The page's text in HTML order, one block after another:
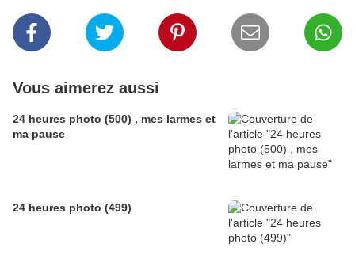
Vous aimerez aussi
24 heures photo (500) , mes larmes et
ma pause
24 heures photo (499)